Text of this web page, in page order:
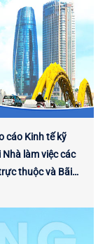
cáo Kinh tế kỹ
làm việc các
thuộc và Bãi